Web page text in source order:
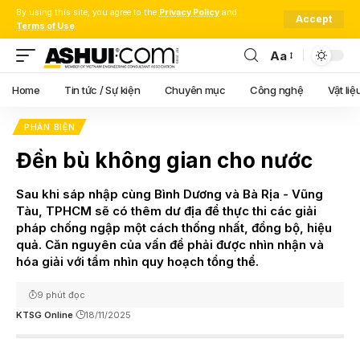
By using this site, you agree to the Privacy Policy and
Terms of Use.
Accept
Font
Resizer
Aa
Home Tin tức / Sự kiện Chuyên mục Công nghệ Vật
PHẢN BIỆN
Đền bù không gian cho nước
Sau khi sáp nhập cùng Bình Dương và Bà Rịa - Vũng
Tàu, TPHCM sẽ có thêm dư địa để thực thi các giải
pháp chống ngập một cách thống nhất, đồng bộ, hiệu
quả. Căn nguyên của vấn đề phải được nhìn nhận và
hóa giải với tầm nhìn quy hoạch tổng thể.
KTSG Online 18/11/2025
9 phút đọc